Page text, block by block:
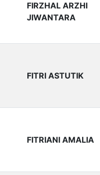
FIRZHAL ARZHI
JIWANTARA
FITRI ASTUTIK
FITRIANI AMALIA